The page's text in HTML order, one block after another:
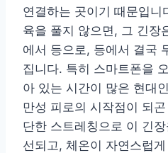
연결하는 곳이기 때문입니
육을 풀지 않으면, 그 긴장
에서 등으로, 등에서 결국
집니다. 특히 스마트폰을
아 있는 시간이 많은 현대
만성 피로의 시작점이 되
단한 스트레칭으로 이 긴
선되고, 체온이 자연스럽